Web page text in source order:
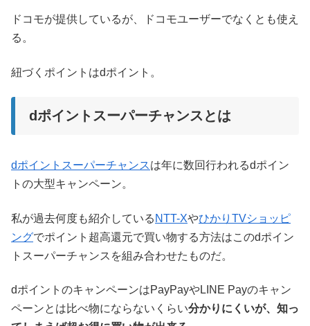
ドコモが提供しているが、ドコモユーザーでなくとも使え
る。
紐づくポイントはdポイント。
dポイントスーパーチャンスとは
dポイントスーパーチャンスは年に数回行われるdポイン
トの大型キャンペーン。
私が過去何度も紹介している NTT-XやひかりTVショッピ
ングでポイント超高還元で買い物する方法はこのdポイン
トスーパーチャンスを組み合わせたものだ。
dポイントのキャンペーンはPayPayやLINE Payのキャン
ペーンとは比べ物にならないくらい分かりにくいが、知っ